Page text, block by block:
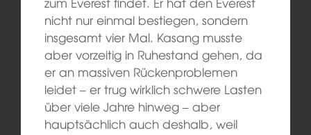
nicht nur einmal bestiegen, sondern
insgesamt vier Mal. Kasang musste
aber vorzeitig in Ruhestand gehen, da
er an massiven Rückenproblemen
leidet – er trug wirklich schwere Lasten
über viele Jahre hinweg – aber
hauptsächlich auch deshalb, weil